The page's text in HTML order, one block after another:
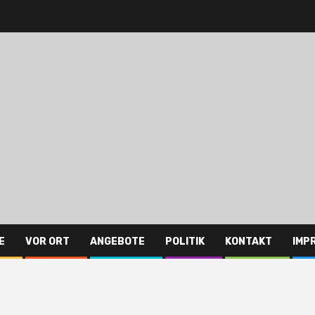
VOR ORT ANGEBOTE POLITIK KONTAKT